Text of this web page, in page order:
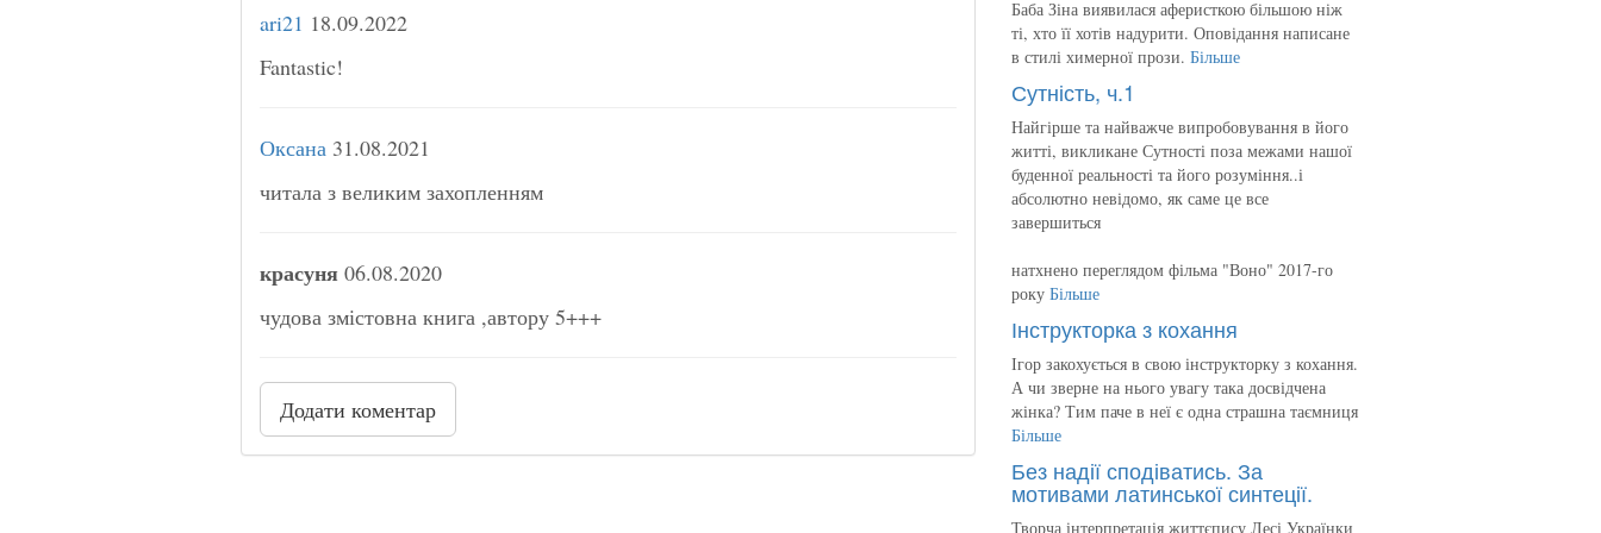
ari21 18.09.2022
Fantastic!
Оксана 31.08.2021
читала з великим захопленням
красуня 06.08.2020
чудова змістовна книга ,автору 5+++
Додати коментар
Баба Зіна виявилася аферисткою більшою ніж
ті, хто її хотів надурити. Оповідання написане
в стилі химерної прози. Більше
Сутність, ч.1
Найгірше та найважче випробовування в його
житті, викликане Сутності поза межами нашої
буденної реальності та його розуміння..і
абсолютно невідомо, як саме це все
завершиться
натхнено переглядом фільма "Воно" 2017-го
року Більше
Інструкторка з кохання
Ігор закохується в свою інструкторку з кохання.
А чи зверне на нього увагу така досвідчена
жінка? Тим паче в неї є одна страшна таємниця
Більше
Без надії сподіватись. За
мотивами латинської синтеції.
Творча інтерпретація життєпису Лесі Українки